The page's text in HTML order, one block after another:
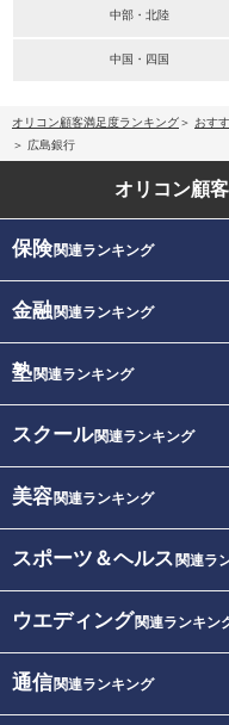
中部・北陸
中国・四国
オリコン顧客満足度ランキング
おす
広島銀行
オリコン顧
保険関連ランキング
金融関連ランキング
塾関連ランキング
スクール関連ランキング
美容関連ランキング
スポーツ＆ヘルス 関連ラ
ウエディング関連ランキン
通信関連ランキング